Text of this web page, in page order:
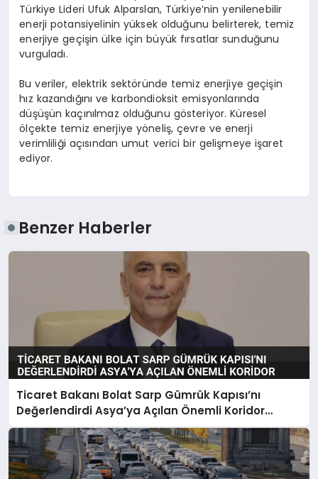
Türkiye Lideri Ufuk Alparslan, Türkiye’nin yenilenebilir
enerji potansiyelinin yüksek olduğunu belirterek, temiz
enerjiye geçişin ülke için büyük fırsatlar sunduğunu
vurguladı.
Bu veriler, elektrik sektöründe temiz enerjiye geçişin
hız kazandığını ve karbondioksit emisyonlarında
düşüşün kaçınılmaz olduğunu gösteriyor. Küresel
ölçekte temiz enerjiye yöneliş, çevre ve enerji
verimliliği açısından umut verici bir gelişmeye işaret
ediyor.
Benzer Haberler
Ticaret Bakanı Bolat Sarp Gümrük Kapısı’nı
Değerlendirdi Asya’ya Açılan Önemli Koridor
Vurgusu